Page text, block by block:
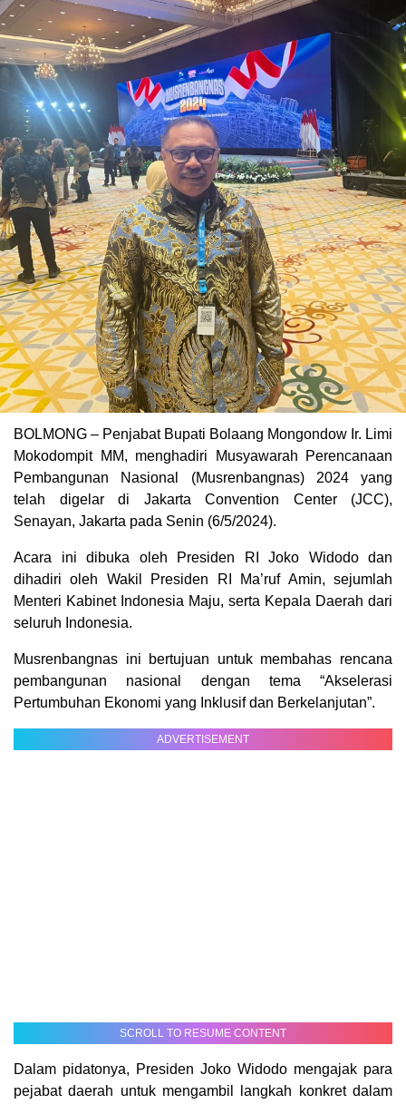
BOLMONG – Penjabat Bupati Bolaang Mongondow Ir. Limi
Mokodompit MM, menghadiri Musyawarah Perencanaan
Pembangunan Nasional (Musrenbangnas) 2024 yang
telah digelar di Jakarta Convention Center (JCC),
Senayan, Jakarta pada Senin (6/5/2024).
Acara ini dibuka oleh Presiden RI Joko Widodo dan
dihadiri oleh Wakil Presiden RI Ma’ruf Amin, sejumlah
Menteri Kabinet Indonesia Maju, serta Kepala Daerah dari
seluruh Indonesia.
Musrenbangnas ini bertujuan untuk membahas rencana
pembangunan nasional dengan tema “Akselerasi
Pertumbuhan Ekonomi yang Inklusif dan Berkelanjutan”.
ADVERTISEMENT
SCROLL TO RESUME CONTENT
Dalam pidatonya, Presiden Joko Widodo mengajak para
pejabat daerah untuk mengambil langkah konkret dalam